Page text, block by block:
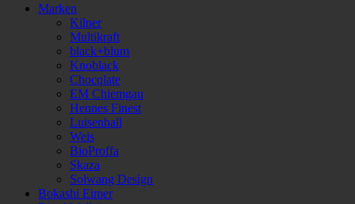
Marken
Kilner
Multikraft
black+blum
Knoblack
Chocqlate
EM Chiemgau
Hennes Finest
Luisenhall
Weis
BioProffa
Skaza
Solwang Design
Bokashi Eimer